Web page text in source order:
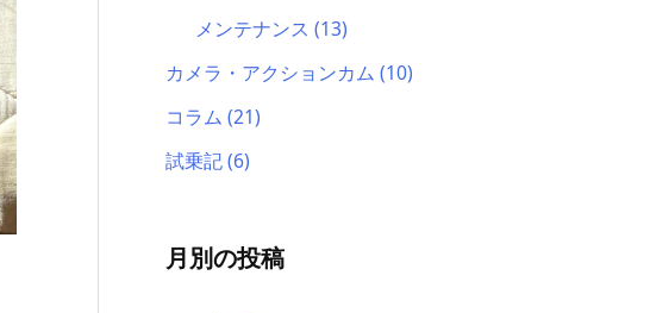
メンテナンス(13)
カメラ・アクションカム (10)
コラム (21)
試乗記(6)
月別の投稿